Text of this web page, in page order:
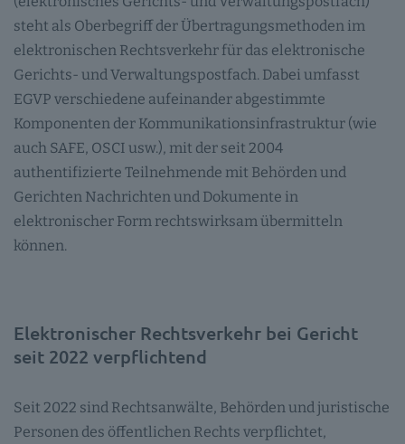
steht als Oberbegriff der Übertragungsmethoden im
elektronischen Rechtsverkehr für das elektronische
Gerichts- und Verwaltungspostfach. Dabei umfasst
EGVP verschiedene aufeinander abgestimmte
Komponenten der Kommunikationsinfrastruktur (wie
auch SAFE, OSCI usw.), mit der seit 2004
authentifizierte Teilnehmende mit Behörden und
Gerichten Nachrichten und Dokumente in
elektronischer Form rechtswirksam übermitteln
können.
Elektronischer Rechtsverkehr bei Gericht
seit 2022 verpflichtend
Seit 2022 sind Rechtsanwälte, Behörden und juristische
Personen des öffentlichen Rechts verpflichtet,